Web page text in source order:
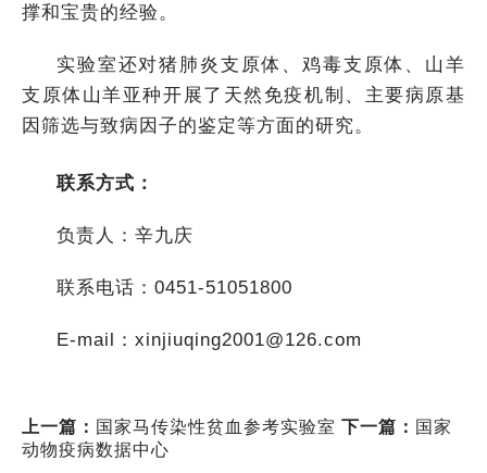
撑和宝贵的经验。
实验室还对猪肺炎支原体、鸡毒支原体、山羊
支原体山羊亚种开展了天然免疫机制、主要病原基
因筛选与致病因子的鉴定等方面的研究。
联系方式：
负责人：辛九庆
联系电话：0451-51051800
E-mail：xinjiuqing2001@126.com
上一篇： 国家马传染性贫血参考实验室 下一篇： 国家
动物疫病数据中心